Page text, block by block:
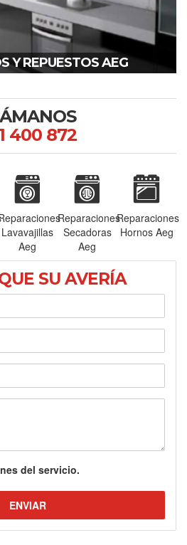
Y REPUESTOS AEG
400 872
Lavavajillas
Aeg
Reparaciones
Secadoras
Aeg
Reparaciones
Hornos Aeg
SU AVERÍA
del servicio.
ENVIAR